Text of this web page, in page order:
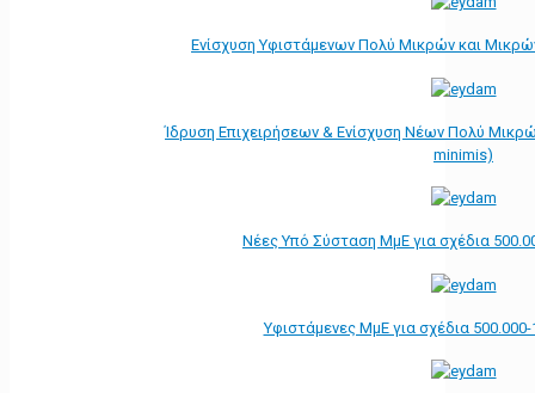
Ενίσχυση Υφιστάμενων Πολύ Μικρών και
Ίδρυση Επιχειρήσεων & Ενίσχυση Νέων Πολύ
minimis)
Νέες Υπό Σύσταση ΜμΕ για σχέδια
Υφιστάμενες ΜμΕ για σχέδια